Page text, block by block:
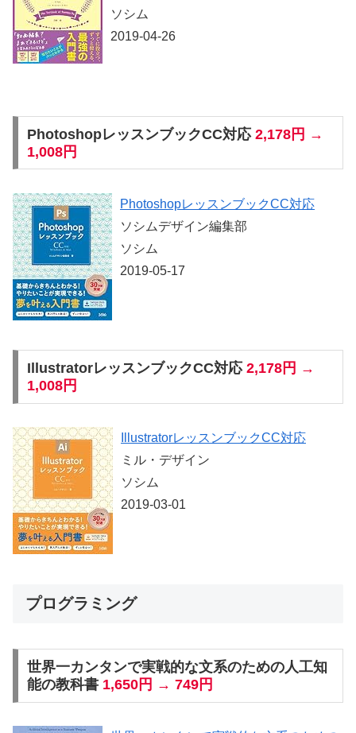
ソシム
2019-04-26
PhotoshopレッスンブックCC対応 2,178円 →
1,008円
PhotoshopレッスンブックCC対応
ソシムデザイン編集部
ソシム
2019-05-17
IllustratorレッスンブックCC対応 2,178円 →
1,008円
IllustratorレッスンブックCC対応
ミル・デザイン
ソシム
2019-03-01
プログラミング
世界一カンタンで実戦的な文系のための人工知
能の教科書 1,650円 → 749円